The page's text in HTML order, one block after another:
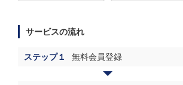
サービスの流れ
ステップ１ 無料会員登録